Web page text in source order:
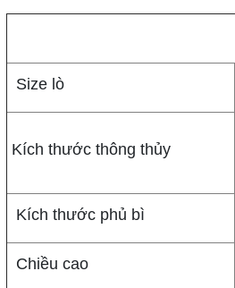
Size lò
Kích thước thông thủy
Kích thước phủ bì
Chiều cao